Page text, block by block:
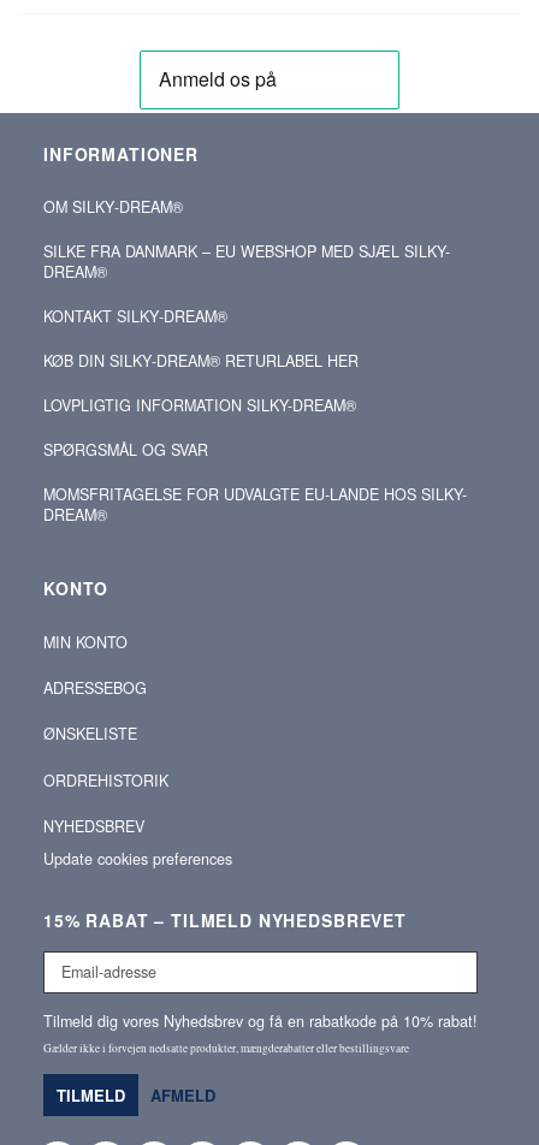
INFORMATIONER
OM SILKY‑DREAM®
SILKE FRA DANMARK – EU WEBSHOP MED SJÆL SILKY-
DREAM®
KONTAKT SILKY‑DREAM®
KØB DIN SILKY‑DREAM® RETURLABEL HER
LOVPLIGTIG INFORMATION SILKY-DREAM®
SPØRGSMÅL OG SVAR
MOMSFRITAGELSE FOR UDVALGTE EU-LANDE HOS SILKY-
DREAM®
KONTO
MIN KONTO
ADRESSEBOG
ØNSKELISTE
ORDREHISTORIK
NYHEDSBREV
Update cookies preferences
15% RABAT – TILMELD NYHEDSBREVET
Email-
adresse
Tilmeld dig vores Nyhedsbrev og få en rabatkode på 10% rabat!
Gælder ikke i forvejen nedsatte produkter, mængderabatter eller bestillingsvare
TILMELD AFMELD